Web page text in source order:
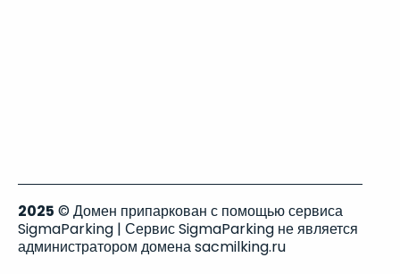
2025 © Домен припаркован с помощью сервиса
SigmaParking | Сервис SigmaParking не является
администратором домена sacmilking.ru